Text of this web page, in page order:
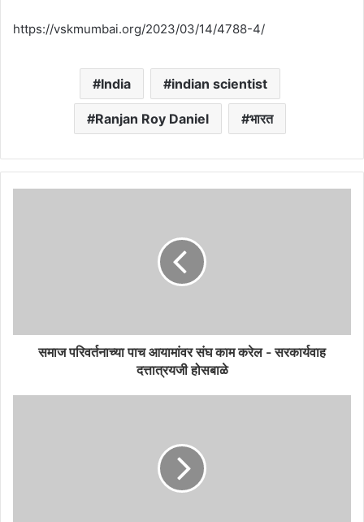
https://vskmumbai.org/2023/03/14/4788-4/
India indian scientist
Ranjan Roy Daniel भारत
समाज परिवर्तनाच्या पाच आयामांवर संघ काम करेल - सरकार्यवाह
दत्तात्रयजी होसबाळे